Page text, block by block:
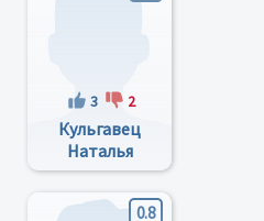
3 2
Кульгавец
Наталья
Викторовна
0.8